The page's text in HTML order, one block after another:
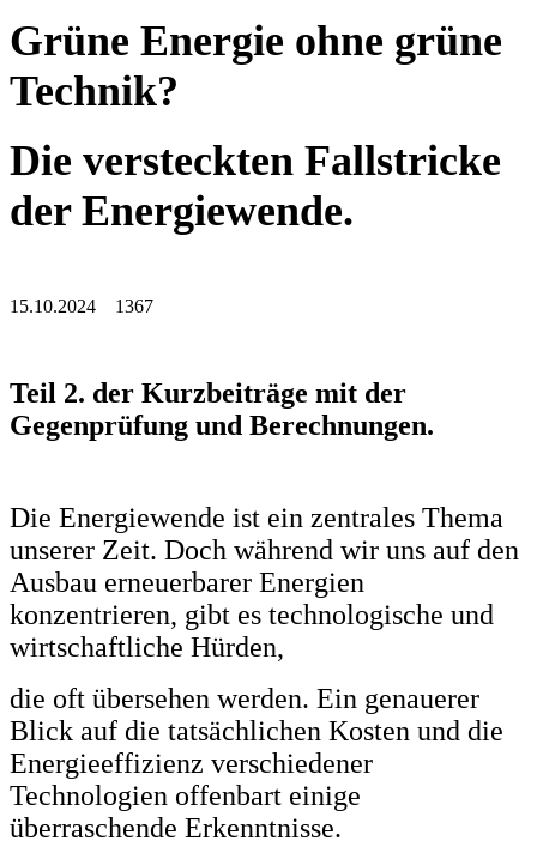
Grüne Energie ohne grüne
Technik?
Die versteckten Fallstricke
der Energiewende.
15.10.2024 1367
Teil 2. der Kurzbeiträge mit der
Gegenprüfung und Berechnungen.
Die Energiewende ist ein zentrales Thema
unserer Zeit. Doch während wir uns auf den
Ausbau erneuerbarer Energien
konzentrieren, gibt es technologische und
wirtschaftliche Hürden,
die oft übersehen werden. Ein genauerer
Blick auf die tatsächlichen Kosten und die
Energieeffizienz verschiedener
Technologien offenbart einige
überraschende Erkenntnisse.